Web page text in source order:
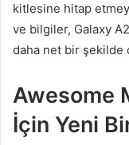
kitlesine hitap
ve bilgiler, Galaxy
daha net bir şekilde
Awesome
İçin Yeni